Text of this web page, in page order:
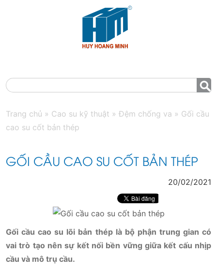
Trang chủ » Cao su kỹ thuật » Đệm chống va » Gối cầu
cao su cốt bản thép
GỐI CẦU CAO SU CỐT BẢN THÉP
20/02/2021
Gối cầu cao su lõi bản thép là bộ phận trung gian có
vai trò tạo nên sự kết nối bền vững giữa kết cấu nhịp
cầu và mô trụ cầu.